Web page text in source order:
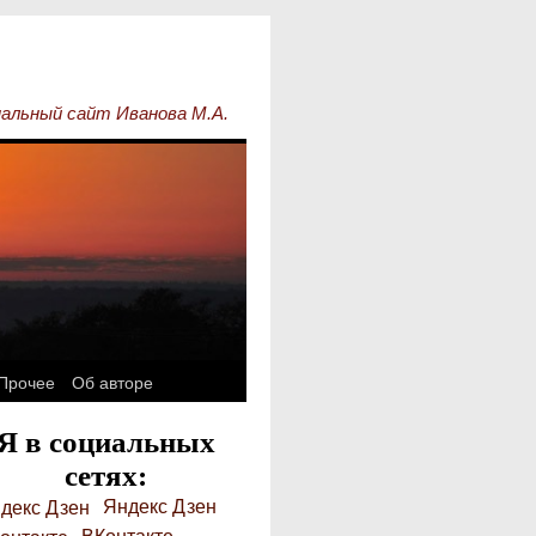
сайт Иванова М.А.
Об авторе
в социальных
сетях:
Яндекс Дзен